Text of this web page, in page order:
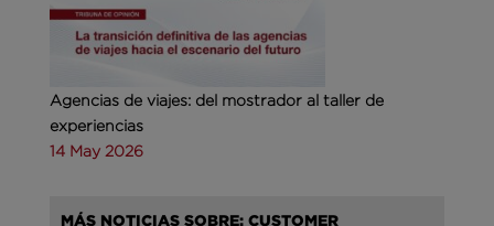
Agencias de viajes: del mostrador al taller de
experiencias
14 May 2026
MÁS NOTICIAS SOBRE: CUSTOMER